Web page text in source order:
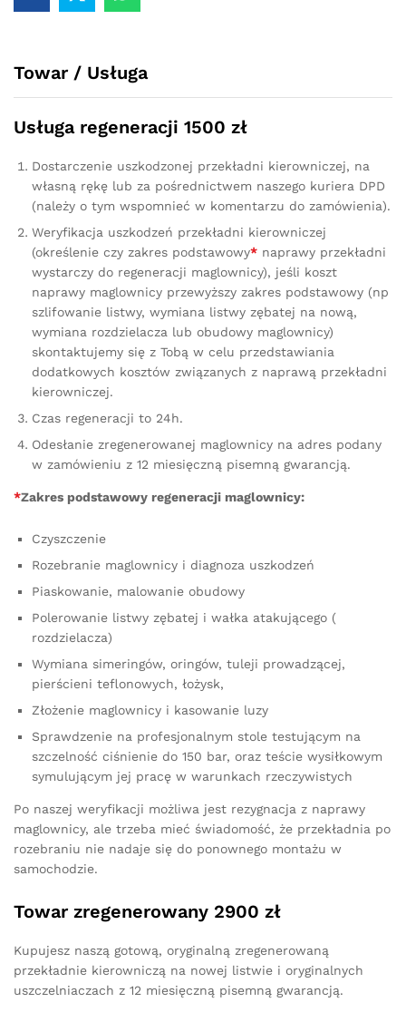
-
Towar / Usługa
Usługa regeneracji 1500 zł
Dostarczenie uszkodzonej przekładni kierowniczej, na
własną rękę lub za pośrednictwem naszego kuriera DPD
(należy o tym wspomnieć w komentarzu do zamówienia).
Weryfikacja uszkodzeń przekładni kierowniczej
(określenie czy zakres podstawowy* naprawy przekładni
wystarczy do regeneracji maglownicy), jeśli koszt
naprawy maglownicy przewyższy zakres podstawowy (np
szlifowanie listwy, wymiana listwy zębatej na nową,
wymiana rozdzielacza lub obudowy maglownicy)
skontaktujemy się z Tobą w celu przedstawiania
dodatkowych kosztów związanych z naprawą przekładni
kierowniczej.
Czas regeneracji to 24h.
Odesłanie zregenerowanej maglownicy na adres podany
w zamówieniu z 12 miesięczną pisemną gwarancją.
*Zakres podstawowy regeneracji maglownicy:
Czyszczenie
Rozebranie maglownicy i diagnoza uszkodzeń
Piaskowanie, malowanie obudowy
Polerowanie listwy zębatej i wałka atakującego (
rozdzielacza)
Wymiana simeringów, oringów, tuleji prowadzącej,
pierścieni teflonowych, łożysk,
Złożenie maglownicy i kasowanie luzy
Sprawdzenie na profesjonalnym stole testującym na
szczelność ciśnienie do 150 bar, oraz teście wysiłkowym
symulującym jej pracę w warunkach rzeczywistych
Po naszej weryfikacji możliwa jest rezygnacja z naprawy
maglownicy, ale trzeba mieć świadomość, że przekładnia po
rozebraniu nie nadaje się do ponownego montażu w
samochodzie.
Towar zregenerowany 2900 zł
Kupujesz naszą gotową, oryginalną zregenerowaną
przekładnie kierowniczą na nowej listwie i oryginalnych
uszczelniaczach z 12 miesięczną pisemną gwarancją.